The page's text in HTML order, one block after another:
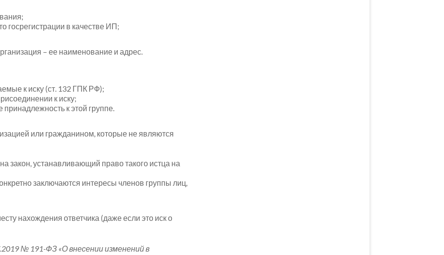
госрегистрации в качестве ИП;
– ее наименование и адрес.
к иску (ст. 132 ГПК РФ);
к иску;
к этой группе.
или гражданином, которые не являются
закон, устанавливающий право такого истца на
заключаются интересы членов группы лиц,
нахождения ответчика (даже если это иск о
№ 191-ФЗ «О внесении изменений в